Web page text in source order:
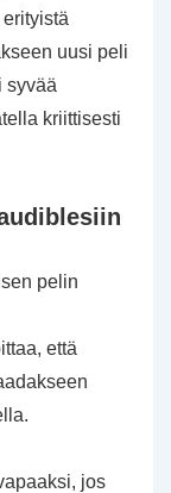
uusi peli
syvää
kriittisesti
pelin
että
jos